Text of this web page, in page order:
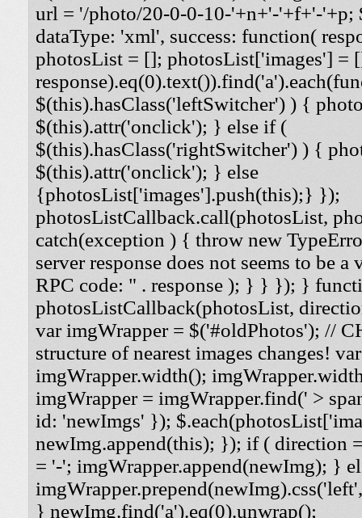
url = '/photo/20-0-0-10-'+n+'-'+f+'-'+p;
dataType: 'xml', success: function(
photosList = []; photosList['images'] =
$(this).hasClass('leftSwitcher') ) {
$(this).attr('onclick'); } else if (
$(this).hasClass('rightSwitcher') ) {
$(this).attr('onclick'); } else
{photosList['images'].push(this);} });
photosListCallback.call(photosList,
catch(exception ) { throw new
server response does not seems to be
RPC code: " . response ); } } }); }
photosListCallback(photosList,
var imgWrapper = $('#oldPhotos'); //
structure of nearest images changes!
imgWrapper.width();
imgWrapper = imgWrapper.find(' >
id: 'newImgs' });
newImg.append(this); }); if ( direction
= '-'; imgWrapper.append(newImg); }
} newImg.find('a').eq(0).unwrap();